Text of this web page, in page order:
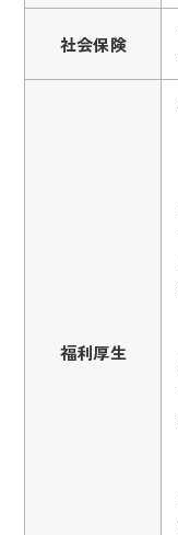
社会保険
福利厚生